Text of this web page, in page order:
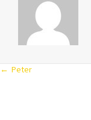
Posts
← Peter